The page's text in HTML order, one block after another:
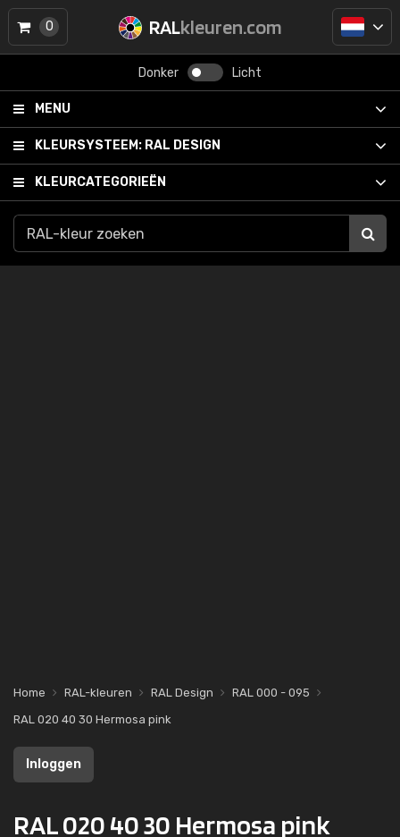
RALkleuren.com
Donker Licht
MENU
KLEURSYSTEEM: RAL DESIGN
KLEURCATEGORIEËN
0
Home RAL-kleuren RAL Design
RAL 000 - 095
RAL 020 40 30 Hermosa pink
Inloggen
RAL 020 40 30 Hermosa pink